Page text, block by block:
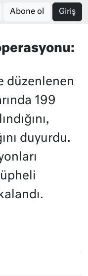
Abone ol Giriş
düzenlenen
199
duyurdu.